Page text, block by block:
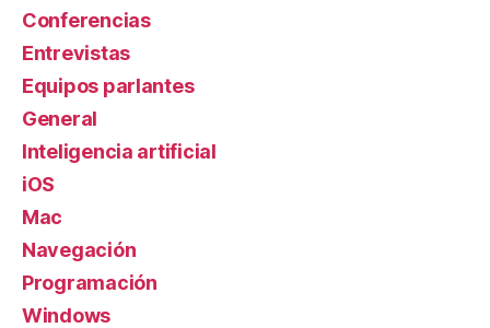
Conferencias
Entrevistas
Equipos parlantes
General
Inteligencia artificial
iOS
Mac
Navegación
Programación
Windows